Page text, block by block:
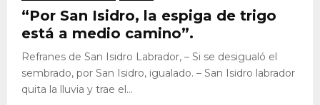
“Por San Isidro, la espiga de trigo
está a medio camino”.
Refranes de San Isidro Labrador, – Si se desigualó el
sembrado, por San Isidro, igualado. – San Isidro labrador
quita la lluvia y trae el...